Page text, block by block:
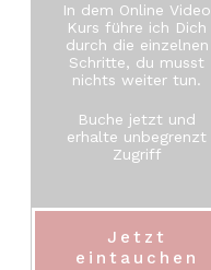
In dem Online Video
Kurs führe ich Dich
durch die einzelnen
Schritte, du musst
nichts weiter tun.
Buche jetzt und
erhalte unbegrenzt
Zugriff
Jetzt
eintauchen